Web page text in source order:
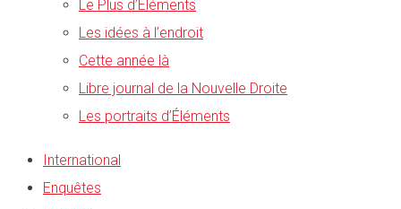
Le Plus d’Éléments
Les idées à l’endroit
Cette année là
Libre journal de la Nouvelle Droite
Les portraits d’Éléments
International
Enquêtes